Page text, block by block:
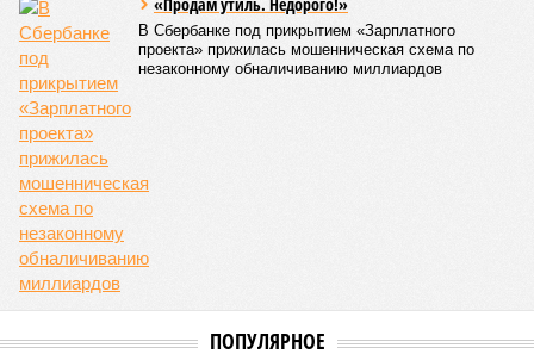
подготовку теракта
у здания
прокуратуры
Пятигорска
Версия //Общество
топ-5 антирейтинга по детской преступности
Кабардино-Балкария и Северная Осетия попали в топ-5
антирейтинга по детской преступности
Тревожная статистика